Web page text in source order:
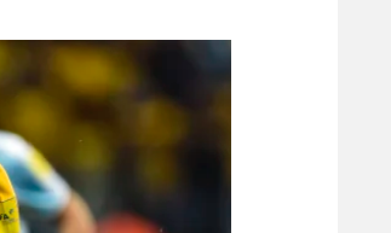
תקנון משתתפים וזוכים בפרסים
תקנון עבור פעילות אלקטרה
תקנון עבור פעילות ספורט 1 – "מרלן"